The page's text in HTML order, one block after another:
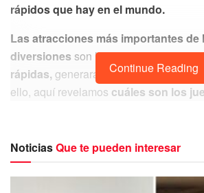
rápidos que hay en el mundo.
Las atracciones más importantes de
diversiones son las montañas rusas y,
rápidas, generarán mayor interés en
ello, aquí revelamos cuáles son los
Continue Reading
NoticiasQue te pueden interesar